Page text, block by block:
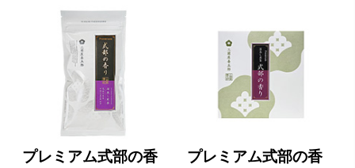
プレミアム式部の香
プレミアム式部の香